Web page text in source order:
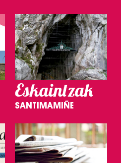
Eskaintzak
SANTIMAMIÑE